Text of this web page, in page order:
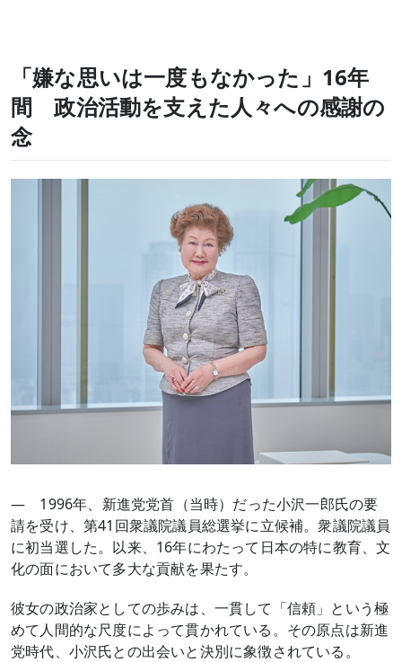
「嫌な思いは一度もなかった」16年
間 政治活動を支えた人々への感謝の
念
― 1996年、新進党党首（当時）だった小沢一郎氏の要
請を受け、第41回衆議院議員総選挙に立候補。衆議院議員
に初当選した。以来、16年にわたって日本の特に教育、文
化の面において多大な貢献を果たす。
彼女の政治家としての歩みは、一貫して「信頼」という極
めて人間的な尺度によって貫かれている。その原点は新進
党時代、小沢氏との出会いと決別に象徴されている。